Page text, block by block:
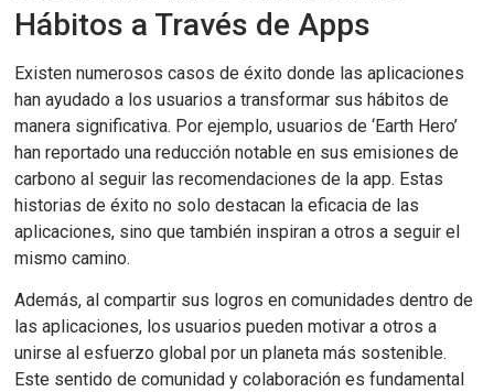
Hábitos a Través de Apps
Existen numerosos casos de éxito donde las aplicaciones
han ayudado a los usuarios a transformar sus hábitos de
manera significativa. Por ejemplo, usuarios de ‘Earth Hero’
han reportado una reducción notable en sus emisiones de
carbono al seguir las recomendaciones de la app. Estas
historias de éxito no solo destacan la eficacia de las
aplicaciones, sino que también inspiran a otros a seguir el
mismo camino.
Además, al compartir sus logros en comunidades dentro de
las aplicaciones, los usuarios pueden motivar a otros a
unirse al esfuerzo global por un planeta más sostenible.
Este sentido de comunidad y colaboración es fundamental